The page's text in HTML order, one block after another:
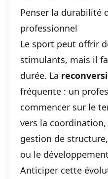
Penser la durabilité
professionnel
Le sport peut offrir
stimulants, mais il
durée. La
fréquente : un
commencer sur le
vers la
gestion de
ou le
Anticiper cette